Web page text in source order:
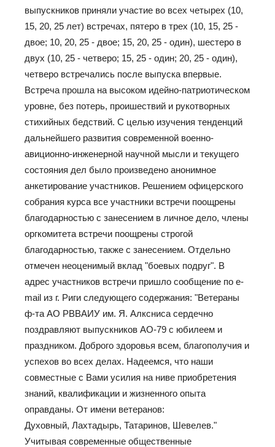
выпускников приняли участие во всех четырех (10,
15, 20, 25 лет) встречах, пятеро в трех (10, 15, 25 -
двое; 10, 20, 25 - двое; 15, 20, 25 - один), шестеро в
двух (10, 25 - четверо; 15, 25 - один; 20, 25 - один),
четверо встречались после выпуска впервые.
Встреча прошла на высоком идейно-патриотическом
уровне, без потерь, проишествий и рукотворных
стихийных бедствий. С целью изучения тенденций
дальнейшего развития современной военно-
авиционно-инженерной научной мысли и текущего
состояния дел было произведено анонимное
анкетирование участников. Решением офицерского
собрания курса все участники встречи поощрены
благодарностью с занесением в личное дело, члены
оргкомитета встречи поощрены строгой
благодарностью, также с занесением. Отдельно
отмечен неоценимый вклад "боевых подруг". В
адрес участников встречи пришло сообщение по e-
mail из г. Риги следующего содержания: "Ветераны
ф-та АО РВВАИУ им. Я. Алксниса сердечно
поздравляют выпускников АО-79 с юбилеем и
праздником. Доброго здоровья всем, благополучия и
успехов во всех делах. Надеемся, что наши
совместные с Вами усилия на ниве приобретения
знаний, квалификации и жизненного опыта
оправданы. От имени ветеранов:
Духовный, Лахтадырь, Татаринов, Шевелев."
Учитывая современные общественные